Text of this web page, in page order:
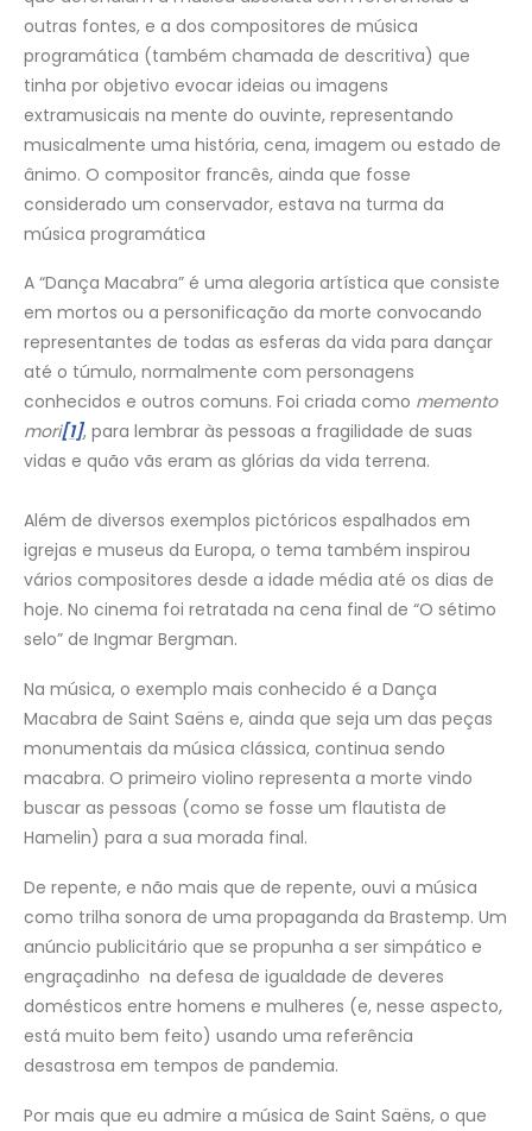
outras fontes, e a dos compositores de música
programática (também chamada de descritiva) que
tinha por objetivo evocar ideias ou imagens
extramusicais na mente do ouvinte, representando
musicalmente uma história, cena, imagem ou estado de
ânimo. O compositor francês, ainda que fosse
considerado um conservador, estava na turma da
música programática
A “Dança Macabra” é uma alegoria artística que consiste
em mortos ou a personificação da morte convocando
representantes de todas as esferas da vida para dançar
até o túmulo, normalmente com personagens
conhecidos e outros comuns. Foi criada como memento
mori[1], para lembrar às pessoas a fragilidade de suas
vidas e quão vãs eram as glórias da vida terrena.
Além de diversos exemplos pictóricos espalhados em
igrejas e museus da Europa, o tema também inspirou
vários compositores desde a idade média até os dias de
hoje. No cinema foi retratada na cena final de “O sétimo
selo” de Ingmar Bergman.
Na música, o exemplo mais conhecido é a Dança
Macabra de Saint Saëns e, ainda que seja um das peças
monumentais da música clássica, continua sendo
macabra. O primeiro violino representa a morte vindo
buscar as pessoas (como se fosse um flautista de
Hamelin) para a sua morada final.
De repente, e não mais que de repente, ouvi a música
como trilha sonora de uma propaganda da Brastemp. Um
anúncio publicitário que se propunha a ser simpático e
engraçadinho na defesa de igualdade de deveres
domésticos entre homens e mulheres (e, nesse aspecto,
está muito bem feito) usando uma referência
desastrosa em tempos de pandemia.
Por mais que eu admire a música de Saint Saëns, o que